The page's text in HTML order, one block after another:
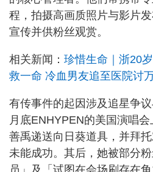
程，拍摄高画质照片与影片
宣传并供粉丝观赏。
相关新闻： 珍惜生命｜浙20
救一命 冷血男友追至医院讨
有传事件的起因涉及追星争
月底ENHYPEN的美国演唱
善禹递送向日葵道具，并拜
未能成功。其后，她被部分
员」及「试图在会场刷存在角